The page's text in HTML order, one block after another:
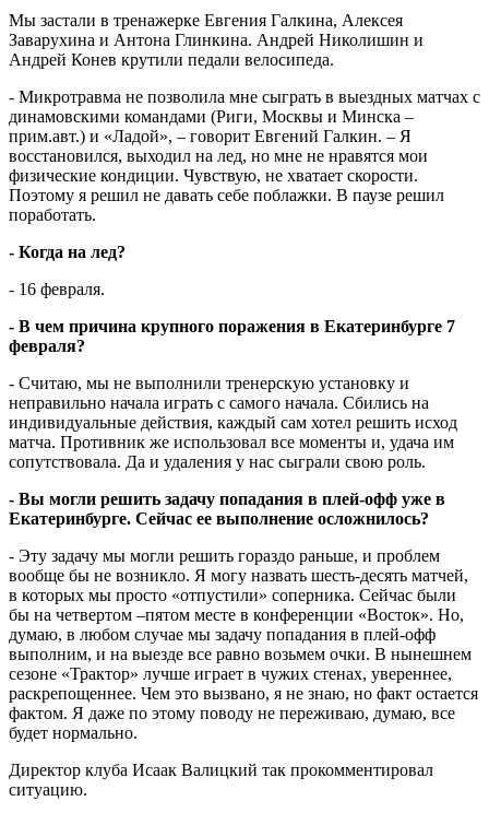
Мы застали в тренажерке Евгения Галкина, Алексея
Заварухина и Антона Глинкина. Андрей Николишин и
Андрей Конев крутили педали велосипеда.
- Микротравма не позволила мне сыграть в выездных матчах с
динамовскими командами (Риги, Москвы и Минска –
прим.авт.) и «Ладой», – говорит Евгений Галкин. – Я
восстановился, выходил на лед, но мне не нравятся мои
физические кондиции. Чувствую, не хватает скорости.
Поэтому я решил не давать себе поблажки. В паузе решил
поработать.
- Когда на лед?
- 16 февраля.
- В чем причина крупного поражения в Екатеринбурге 7
февраля?
- Считаю, мы не выполнили тренерскую установку и
неправильно начала играть с самого начала. Сбились на
индивидуальные действия, каждый сам хотел решить исход
матча. Противник же использовал все моменты и, удача им
сопутствовала. Да и удаления у нас сыграли свою роль.
- Вы могли решить задачу попадания в плей-офф уже в
Екатеринбурге. Сейчас ее выполнение осложнилось?
- Эту задачу мы могли решить гораздо раньше, и проблем
вообще бы не возникло. Я могу назвать шесть-десять матчей,
в которых мы просто «отпустили» соперника. Сейчас были
бы на четвертом –пятом месте в конференции «Восток». Но,
думаю, в любом случае мы задачу попадания в плей-офф
выполним, и на выезде все равно возьмем очки. В нынешнем
сезоне «Трактор» лучше играет в чужих стенах, увереннее,
раскрепощеннее. Чем это вызвано, я не знаю, но факт остается
фактом. Я даже по этому поводу не переживаю, думаю, все
будет нормально.
Директор клуба Исаак Валицкий так прокомментировал
ситуацию.